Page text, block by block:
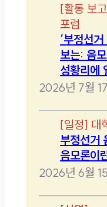
[활동 보고
포럼
‘부정선
보는: 음
성황리에
2026년 7월
[일정] 대
부정선거
음모론이
2026년 6월